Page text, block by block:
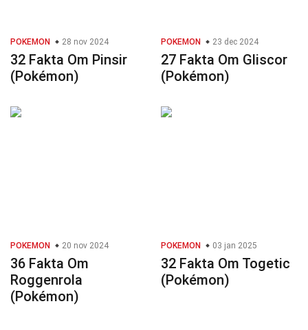
POKEMON 28 nov 2024
32 Fakta Om Pinsir
(Pokémon)
POKEMON 23 dec 2024
27 Fakta Om Gliscor
(Pokémon)
POKEMON 20 nov 2024
36 Fakta Om
Roggenrola
(Pokémon)
POKEMON 03 jan 2025
32 Fakta Om Togetic
(Pokémon)